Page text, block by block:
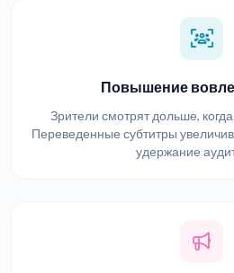
Повышение
Зрители смотрят дольше,
Переведенные субтитры
удержание